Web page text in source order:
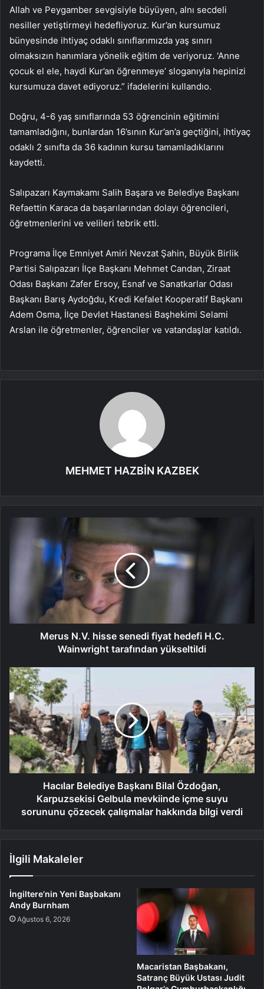
Allah ve Peygamber sevgisiyle büyüyen, alnı secdeli
nesiller yetiştirmeyi hedefliyoruz. Kur’an kursumuz
bünyesinde ihtiyaç odaklı sınıflarımızda yaş sınırı
olmaksızın hanımlara yönelik eğitim de veriyoruz. ‘Anne
çocuk el ele, haydi Kur’an öğrenmeye’ sloganıyla hepinizi
kursumuza davet ediyoruz.” ifadelerini kullandıo.
Doğru, 4-6 yaş sınıflarında 53 öğrencinin eğitimini
tamamladığını, bunlardan 16’sının Kur’an’a geçtiğini, ihtiyaç
odaklı 2 sınıfta da 36 kadının kursu tamamladıklarını
kaydetti.
Salıpazarı Kaymakamı Salih Başara ve Belediye Başkanı
Refaettin Karaca da başarılarından dolayı öğrencileri,
öğretmenlerini ve velileri tebrik etti.
Programa İlçe Emniyet Amiri Nevzat Şahin, Büyük Birlik
Partisi Salıpazarı İlçe Başkanı Mehmet Candan, Ziraat
Odası Başkanı Zafer Ersoy, Esnaf ve Sanatkarlar Odası
Başkanı Barış Aydoğdu, Kredi Kefalet Kooperatif Başkanı
Adem Osma, İlçe Devlet Hastanesi Başhekimi Selami
Arslan ile öğretmenler, öğrenciler ve vatandaşlar katıldı.
MEHMET HAZBİN KAZBEK
Merus N.V. hisse senedi fiyat hedefi H.C.
Wainwright tarafından yükseltildi
Hacılar Belediye Başkanı Bilal Özdoğan,
Karpuzsekisi Gelbula mevkiinde içme suyu
sorununu çözecek çalışmalar hakkında bilgi verdi
İlgili Makaleler
İngiltere’nin Yeni Başbakanı
Andy Burnham
Ağustos 6, 2026
Macaristan Başbakanı,
Satranç Büyük Ustası Judit